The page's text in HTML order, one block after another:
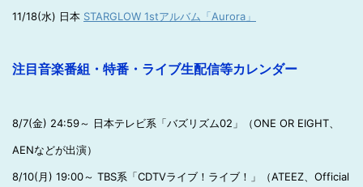
11/18(水) 日本 STARGLOW 1stアルバム「Aurora」
注目音楽番組・特番・ライブ生配信等カレンダー
8/7(金) 24:59～ 日本テレビ系「バズリズム02」（ONE OR EIGHT、
AENなどが出演）
8/10(月) 19:00～ TBS系「CDTVライブ！ライブ！」（ATEEZ、Official